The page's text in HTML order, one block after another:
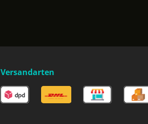
Versandarten